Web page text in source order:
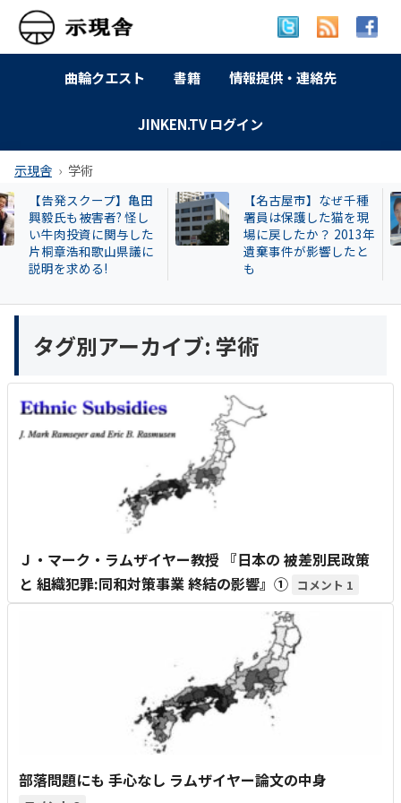
曲輪クエスト 書籍 情報提供・連絡先
JINKEN.TV ログイン
示現舎 学術
亀田
怪し
与した
議に
【名古屋市】なぜ千種
署員は保護した猫を現
場に戻したか？ 2013年
遺棄事件が影響したと
【和歌山
候補の会
の所有地
所が建設
タグ別アーカイブ: 学術
Ｊ・マーク・ラムザイヤー教授 『日本の 被差別民政策
と 組織犯罪:同和対策事業 終結の影響』①
1
部落問題にも 手心なし ラムザイヤー論文の中身